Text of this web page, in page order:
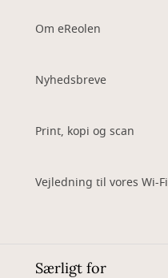
Om eReolen
Nyhedsbreve
Print, kopi og scan
Vejledning til vores Wi-Fi
Særligt for